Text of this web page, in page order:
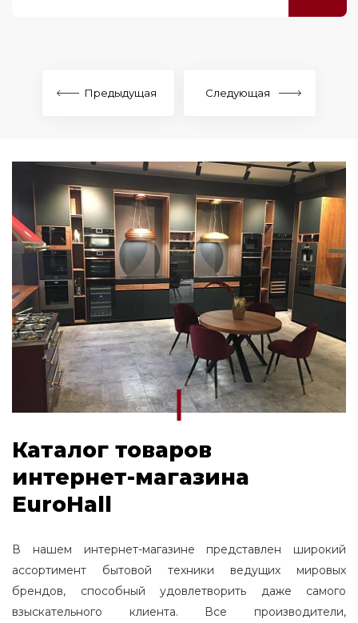
Предыдущая Следующая
Каталог товаров
интернет-магазина
EuroHall
В нашем интернет-магазине представлен широкий
ассортимент бытовой техники ведущих мировых
брендов, способный удовлетворить даже самого
взыскательного клиента. Все производители,